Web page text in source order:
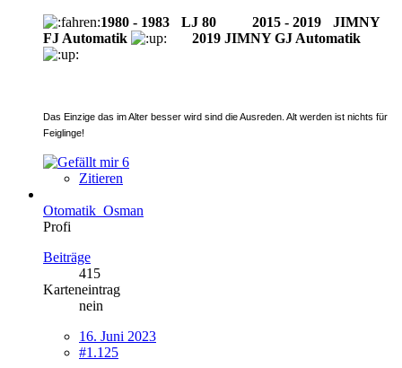
1980 - 1983
LJ 80 2015 - 2019
JIMNY
FJ Automatik
2019 JIMNY GJ Automatik
Das Einzige das im Alter besser wird sind die Ausreden. Alt werden ist nichts für
Feiglinge!
6
Zitieren
Otomatik_Osman
Profi
Beiträge
415
Karteneintrag
nein
16. Juni 2023
#1.125